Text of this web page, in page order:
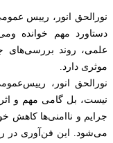
نورالحق انور، رییس
دستاورد مهم خوانده
علمی، روند بررسی‌های
موثری دارد.
نورالحق انور،
نیست، بل گامی مهم و
جرایم و ناامنی‌ها کاهش
می‌شود. این فن‌آوری در